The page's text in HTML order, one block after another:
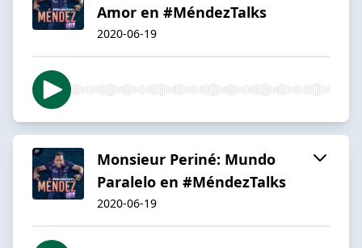
Amor en #MéndezTalks
2020-06-19
Monsieur Periné: Mundo
Paralelo en #MéndezTalks
2020-06-19